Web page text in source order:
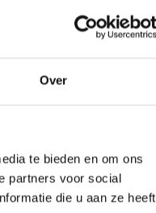
Over
te bieden en om ons
partners voor social
die u aan ze heeft